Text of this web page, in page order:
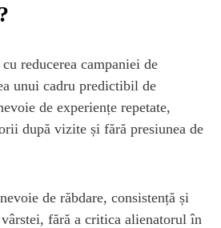
reducerea campaniei de
unui cadru predictibil de
de experiențe repetate,
după vizite și fără presiunea de
de răbdare, consistență și
fără a critica alienatorul în